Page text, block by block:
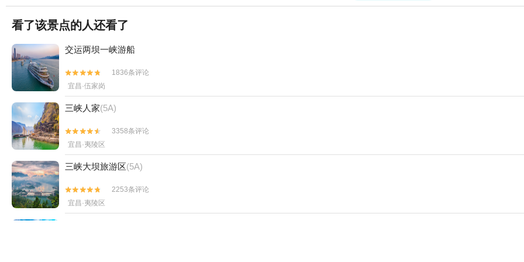
看了该景点的人还看了
交运两坝一峡游船


1836条评论
宜昌·伍家岗
三峡人家(5A)


3358条评论
宜昌·夷陵区
三峡大坝旅游区(5A)


2253条评论
宜昌·夷陵区